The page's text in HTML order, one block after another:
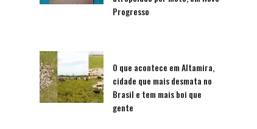
Progresso
O que acontece em Altamira,
cidade que mais desmata no
Brasil e tem mais boi que
gente